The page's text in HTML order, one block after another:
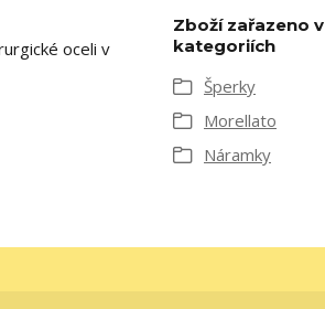
oceli v
Zboží zařazeno v
kategoriích
Šperky
Morellato
Náramky